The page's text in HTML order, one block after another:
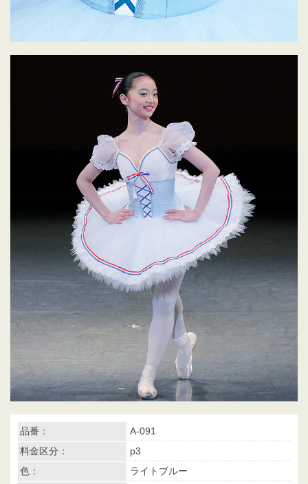
品番：
A-091
料金区分：
p3
色：
ライトブルー